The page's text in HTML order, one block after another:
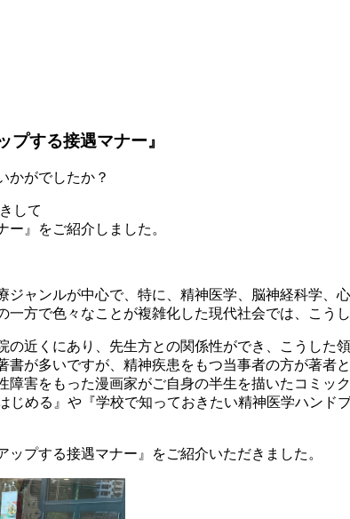
プする接遇マナー』
かがでしたか？
して
ー』をご紹介しました。
ャンルが中心で、特に、精神医学、脳神経科学、
方で色々なことが複雑化した現代社会では、こう
近くにあり、先生方との関係性ができ、こうした
が多いですが、精神疾患をもつ当事者の方が著者
害をもった漫画家がご自身の半生を描いたコミッ
じめる』や『学校で知っておきたい精神医学ハン
プする接遇マナー』をご紹介いただきました。